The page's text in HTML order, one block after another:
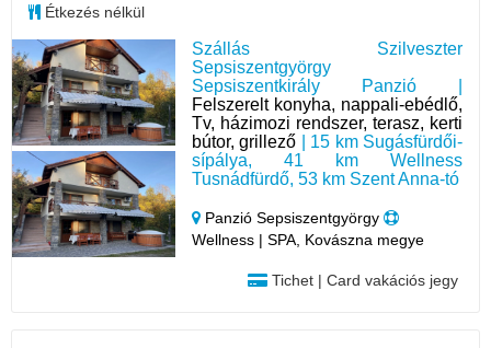
Szállás Szilveszter
Sepsiszentgyörgy
Sepsiszentkirály Panzió |
Felszerelt konyha, nappali-ebédlő,
Tv, házimozi rendszer, terasz, kerti
bútor, grillező | 15 km Sugásfürdői-
sípálya, 41 km Wellness
Tusnádfürdő, 53 km Szent Anna-tó
Panzió Sepsiszentgyörgy
Wellness | SPA, Kovászna megye
Tichet | Card vakációs jegy
Étkezés nélkül